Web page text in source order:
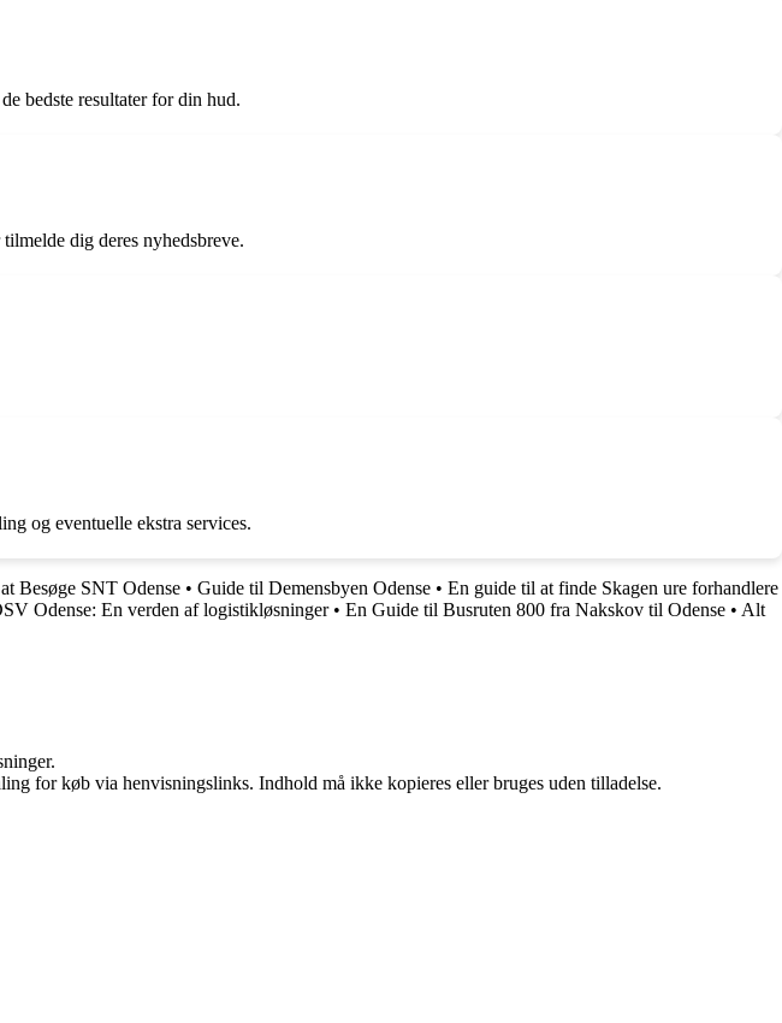
bedste resultater for din hud.
dig deres nyhedsbreve.
og eventuelle ekstra services.
Besøge SNT Odense • Guide til Demensbyen Odense • En guide til at finde Skagen ure forhandlere
Odense: En verden af logistikløsninger• En Guide til Busruten 800 fra Nakskov til Odense • Alt
for køb via henvisningslinks. Indhold må ikke kopieres eller bruges uden tilladelse.